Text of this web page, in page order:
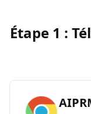
Étape 1 :